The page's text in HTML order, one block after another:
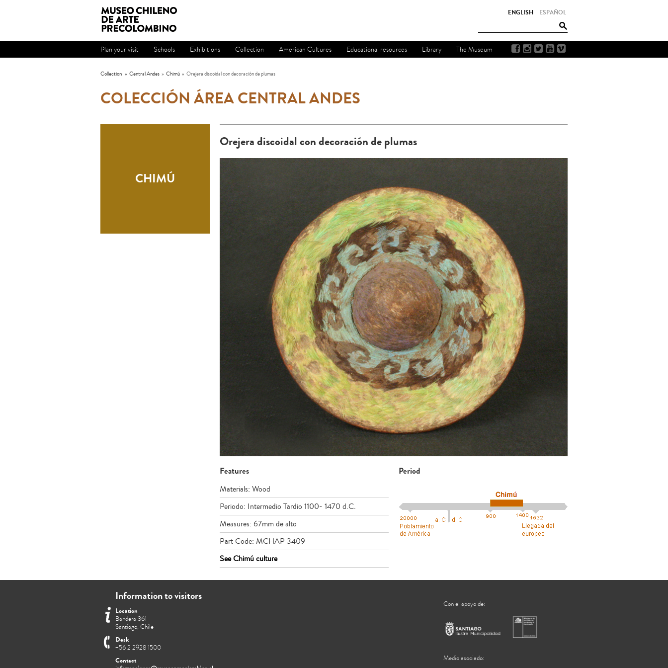
ESPAÑOL
ENGLISH
Plan your visit Schools Exhibitions Collection American Cultures Educational resources Library The Museum
Collection » Central Andes » Chimú » Orejera discoidal con decoración de plumas
COLECCIÓN ÁREA CENTRAL ANDES
CHIMÚ
Orejera discoidal con decoración de plumas
Features
Materials: Wood
Periodo: Intermedio Tardio 1100- 1470 d.C.
Measures: 67mm de alto
Part Code: MCHAP 3409
See Chimú culture
Period
Information to visitors
Location
Bandera 361
Santiago, Chile
Desk
+56 2 2928 1500
Contact
Con el apoyo de:
Medio asociado: